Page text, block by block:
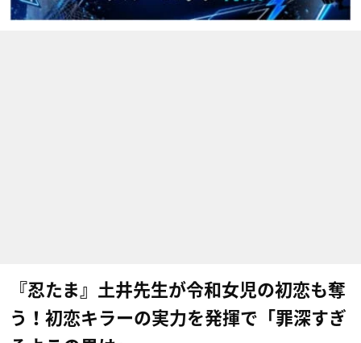
『忍たま』土井先生が令和女児の初恋も奪
う！初恋キラーの実力を発揮で「罪深すぎ